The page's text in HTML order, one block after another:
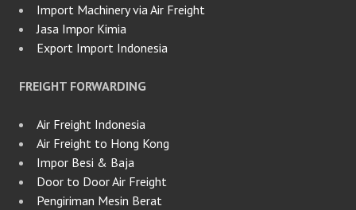
Import Machinery via Air Freight
Jasa Impor Kimia
Export Import Indonesia
FREIGHT FORWARDING
Air Freight Indonesia
Air Freight to Hong Kong
Impor Besi & Baja
Door to Door Air Freight
Pengiriman Mesin Berat